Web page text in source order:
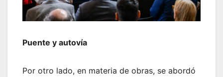
Puente y autovía
Por otro lado, en materia de obras, se abordó